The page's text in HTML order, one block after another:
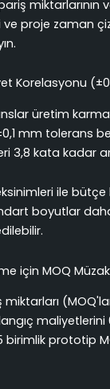
miktarlarının
proje zaman
Korelasyonu
üretim
mm tolerans
3,8 kata kadar
ile bütçe
boyutlar
için MOQ
miktarları
prototip